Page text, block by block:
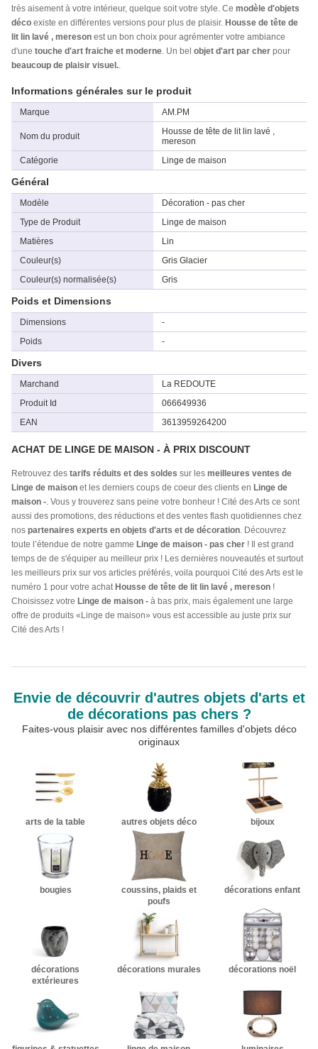
ACHAT DE LINGE DE MAISON - À PRIX DISCOUNT
Retrouvez des tarifs réduits et des soldes sur les meilleures ventes de
Linge de maison et les derniers coups de coeur des clients en Linge de
maison -. Vous y trouverez sans peine votre bonheur ! Cité des Arts ce sont
aussi des promotions, des réductions et des ventes flash quotidiennes chez
nos partenaires experts en objets d'arts et de décoration. Découvrez
toute l’étendue de notre gamme Linge de maison - pas cher ! Il est grand
temps de de s'équiper au meilleur prix ! Les dernières nouveautés et surtout
les meilleurs prix sur vos articles préférés, voila pourquoi Cité des Arts est le
numéro 1 pour votre achat Housse de tête de lit lin lavé , mereson !
Choisissez votre Linge de maison - à bas prix, mais également une large
offre de produits «Linge de maison» vous est accessible au juste prix sur
Cité des Arts !
très aisement à votre intérieur, quelque soit votre style. Ce modèle d'objets
déco existe en différentes versions pour plus de plaisir. Housse de tête de
lit lin lavé , mereson est un bon choix pour agrémenter votre ambiance
d'une touche d'art fraiche et moderne. Un bel objet d'art par cher pour
beaucoup de plaisir visuel..
Informations générales sur le produit
Marque AM.PM
Nom du produit
Housse de tête de lit lin lavé ,
mereson
Catégorie
Linge de maison
Général
Modèle
Décoration - pas cher
Type de Produit
Linge de maison
Matières
Lin
Couleur(s)
Gris Glacier
Couleur(s) normalisée(s)
Gris
Poids et Dimensions
Dimensions
-
Poids
-
Divers
Marchand
La REDOUTE
Produit Id
066649936
EAN
3613959264200
Envie de découvrir d'autres objets d'arts et
de décorations pas chers ?
Faites-vous plaisir avec nos différentes familles d'objets déco
originaux
arts de la table autres objets déco bijoux
bougies
coussins, plaids et
poufs
décorations enfant
décorations
extérieures
décorations murales décorations noël